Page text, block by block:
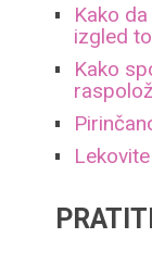
Kako
izgled
Kako